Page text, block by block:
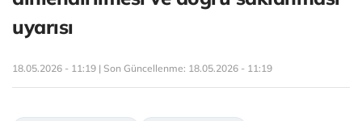
uyarısı
18.05.2026 - 11:19 | Son Güncellenme: 18.05.2026 - 11:19